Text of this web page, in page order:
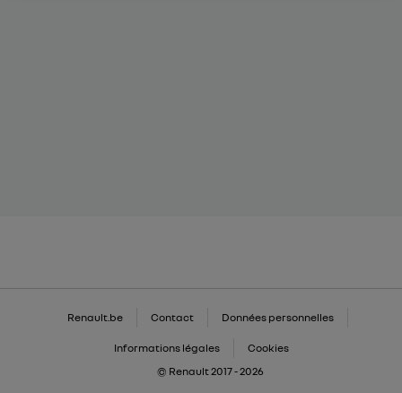
Renault.be Contact Données personnelles
Informations légales
Cookies
© Renault 2017 - 2026